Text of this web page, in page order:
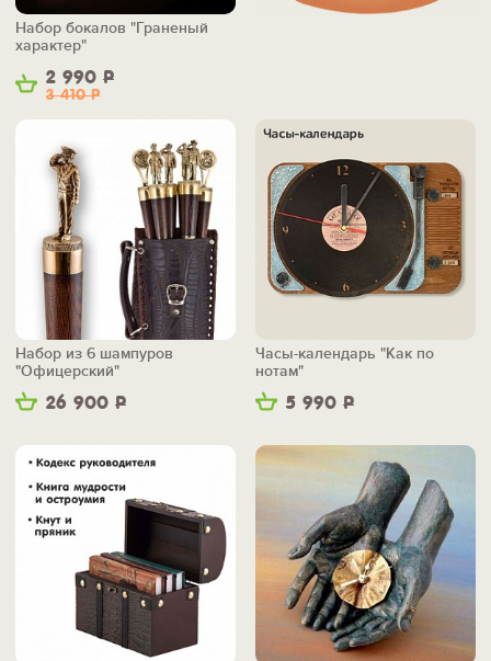
2 990 Р
3 410Р
Набор бокалов "Граненый
характер"
26 900 Р
Набор из 6 шампуров
"Офицерский"
5 990 Р
Часы-календарь "Как по
нотам"